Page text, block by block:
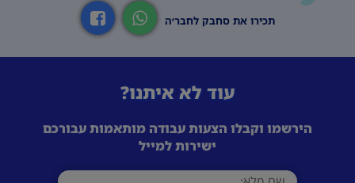
תכירו את סחבק לחבר׳ה
עוד לא איתנו?
הירשמו וקבלו הצעות עבודה מותאמות עבורכם
ישירות למייל